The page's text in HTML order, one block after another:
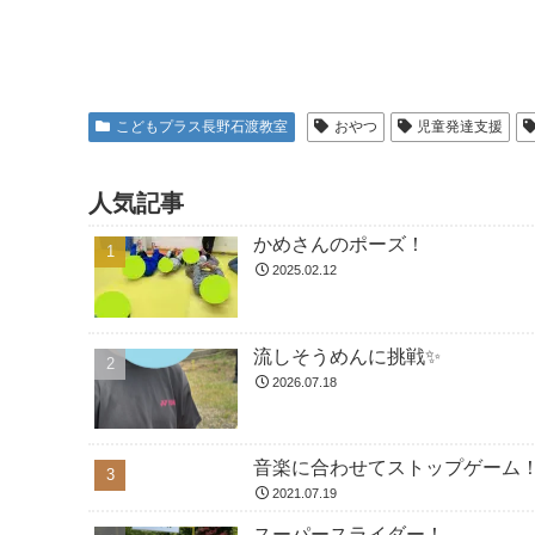
こどもプラス長野石渡教室 おやつ 児童発達支援
人気記事
かめさんのポーズ！
2025.02.12
流しそうめんに挑戦✨
2026.07.18
音楽に合わせてストップゲーム！
2021.07.19